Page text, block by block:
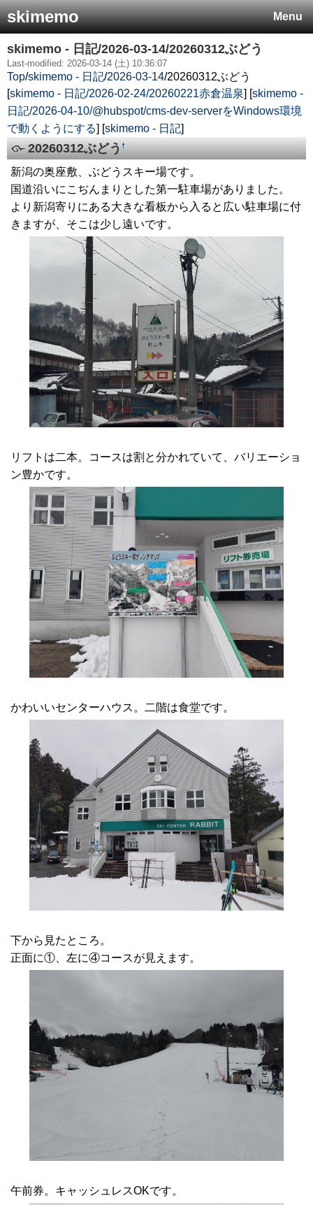
Menu
skimemo
skimemo - 日記/2026-03-14/20260312ぶどう
Last-modified: 2026-03-14 (土) 10:36:07
Top/skimemo - 日記/2026-03-14/20260312ぶどう
[skimemo - 日記/2026-02-24/20260221赤倉温泉] [skimemo -
日記/2026-04-10/@hubspot/cms-dev-serverをWindows環境
で動くようにする] [skimemo - 日記]
20260312ぶどう†
新潟の奥座敷、ぶどうスキー場です。
国道沿いにこぢんまりとした第一駐車場がありました。
より新潟寄りにある大きな看板から入ると広い駐車場に付
きますが、そこは少し遠いです。
リフトは二本。コースは割と分かれていて、バリエーショ
ン豊かです。
かわいいセンターハウス。二階は食堂です。
下から見たところ。
正面に①、左に④コースが見えます。
午前券。キャッシュレスOKです。